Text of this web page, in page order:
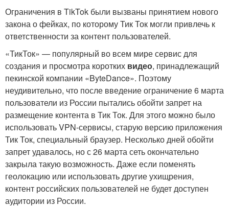
Ограничения в TikTok были вызваны принятием нового
закона о фейках, по которому Тик Ток могли привлечь к
ответственности за контент пользователей.
«ТикТок» — популярный во всем мире сервис для
создания и просмотра коротких видео, принадлежащий
пекинской компании «ByteDance». Поэтому
неудивительно, что после введение ограничение 6 марта
пользователи из России пытались обойти запрет на
размещение контента в Тик Ток. Для этого можно было
использовать VPN-сервисы, старую версию приложения
Тик Ток, специальный браузер. Несколько дней обойти
запрет удавалось, но с 26 марта сеть окончательно
закрыла такую возможность. Даже если поменять
геолокацию или использовать другие ухищрения,
контент российских пользователей не будет доступен
аудитории из России.